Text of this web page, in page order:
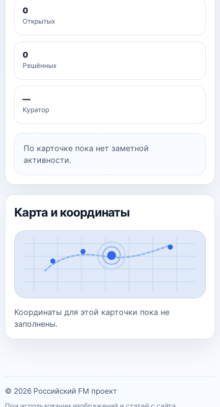
0
Открытых
0
Решённых
—
Куратор
По карточке пока нет заметной
активности.
Карта и координаты
Координаты для этой карточки пока не
заполнены.
© 2026 Российский FM проект